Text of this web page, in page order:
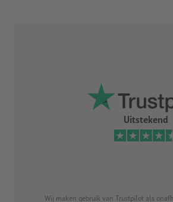
Uitstekend
Wij maken gebruik van Trustpilot als